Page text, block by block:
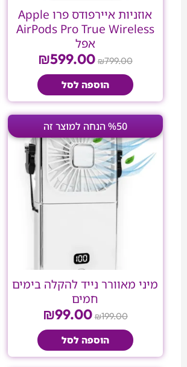
אוזניות איירפודס פרו Apple
AirPods Pro True Wireless
אפל
₪799.00
₪599.00
הוספה לסל
%50 הנחה למוצר זה
מיני מאוורר נייד להקלה בימים
חמים
₪199.00
המחיר
המקורי
היה:
₪199.00.
₪99.00
המחיר
הנוכחי
הוא:
₪99.00.
הוספה לסל